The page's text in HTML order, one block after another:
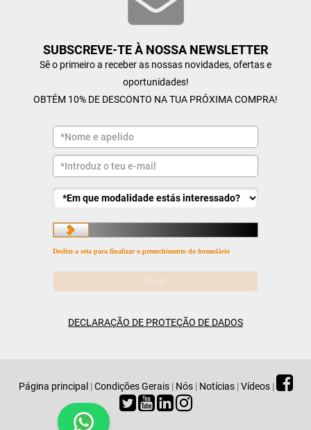
SUBSCREVE-TE À NOSSA NEWSLETTER
Sê o primeiro a receber as nossas novidades, ofertas e
oportunidades!
OBTÉM 10% DE DESCONTO NA TUA PRÓXIMA COMPRA!
Deslize a seta para finalizar o preenchimento do formulário
DECLARAÇÃO DE PROTEÇÃO DE DADOS
Página principal | Condições Gerais | Nós | Notícias | Vídeos |